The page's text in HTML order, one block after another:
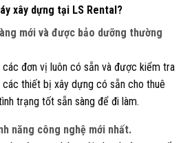
xây dựng tại LS Rental?
mới và được bảo dưỡng thường
đơn vị luôn có sẵn và được kiểm tra
thiết bị xây dựng có sẵn cho thuê
trạng tốt sẵn sàng để đi làm.
năng công nghệ mới nhất.